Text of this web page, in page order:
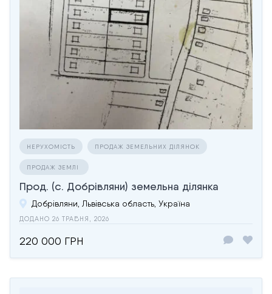
НЕРУХОМІСТЬ ПРОДАЖ ЗЕМЕЛЬНИХ ДІЛЯНОК
ПРОДАЖ ЗЕМЛІ
Прод. (с. Добрівляни) земельна ділянка
Добрівляни, Львівська область, Україна
ДОДАНО 26 ТРАВНЯ, 2026
220 000 ГРН